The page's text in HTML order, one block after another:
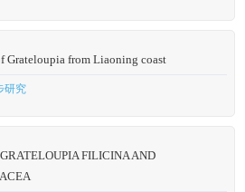
Grateloupia from Liaoning coast
研究
FILICINA AND